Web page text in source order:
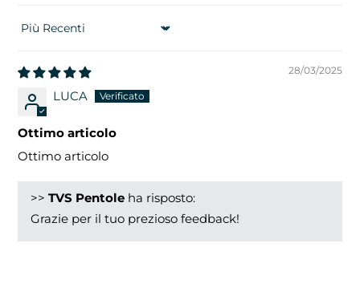
SORT BY
28/03/2025
LUCA
Ottimo articolo
Ottimo articolo
>>TVS Pentole ha risposto:
Grazie per il tuo prezioso feedback!